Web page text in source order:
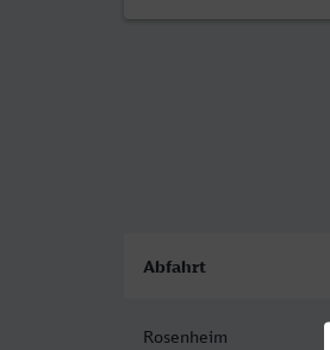
Abfahrt
Rosenheim